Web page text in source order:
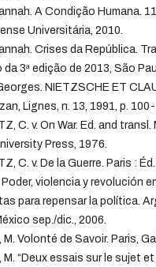
A Condição Humana.
Universitária, 2010.
Crises da República.
da 3ª edição de 2013, São
NIETZSCHE ET
Lignes, n. 13, 1991, p.
C. v. On War. Ed. and
Press, 1976.
C. v. De la Guerre. Paris :
Poder, violencia y revolución
para repensar la política.
sep./dic., 2006.
M. Volonté de Savoir. Paris,
M. “Deux essais sur le sujet